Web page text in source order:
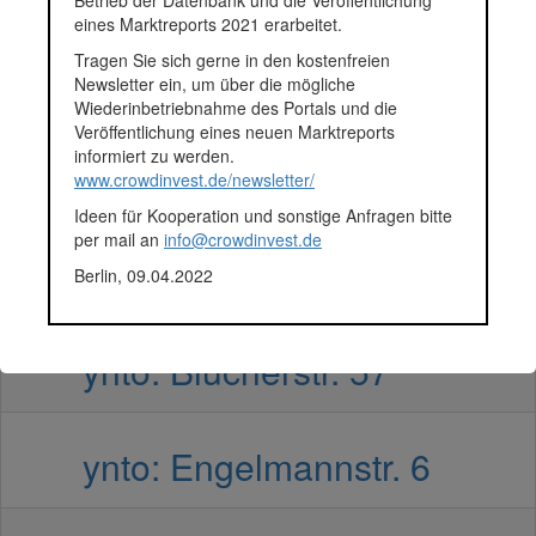
ynto: Fröschelstr. 2 - WE02
ynto: Franz-Flemming-Str.
ynto: Franz-Flemming-Str.
ynto: Blücherstr. 57
ynto: Engelmannstr. 6
eines Marktreports 2021 erarbeitet.
Tragen Sie sich gerne in den kostenfreien
Newsletter ein, um über die mögliche
Wiederinbetriebnahme des Portals und die
Veröffentlichung eines neuen Marktreports
informiert zu werden.
www.crowdinvest.de/newsletter/
Ideen für Kooperation und sonstige Anfragen bitte
per mail an info@crowdinvest.de
Berlin, 09.04.2022